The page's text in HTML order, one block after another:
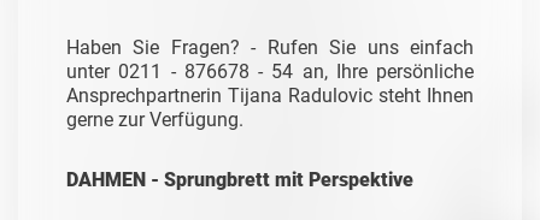
Haben Sie Fragen? - Rufen Sie uns einfach
unter 0211 - 876678 - 54 an, Ihre persönliche
Ansprechpartnerin Tijana Radulovic steht Ihnen
gerne zur Verfügung.
DAHMEN - Sprungbrett mit Perspektive